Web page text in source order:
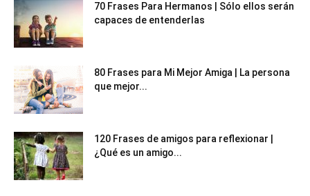
70 Frases Para Hermanos | Sólo ellos serán
capaces de entenderlas
80 Frases para Mi Mejor Amiga | La persona
que mejor...
120 Frases de amigos para reflexionar |
¿Qué es un amigo...